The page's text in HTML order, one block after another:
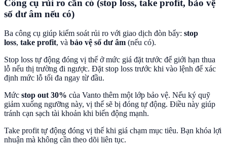
Công cụ rủi ro cần có (stop loss, take profit, bảo vệ
số dư âm nếu có)
Ba công cụ giúp kiểm soát rủi ro với giao dịch đòn bẩy: stop
loss, take profit, và bảo vệ số dư âm (nếu có).
Stop loss tự động đóng vị thế ở mức giá đặt trước để giới hạn thua
lỗ nếu thị trường đi ngược. Đặt stop loss trước khi vào lệnh để xác
định mức lỗ tối đa ngay từ đầu.
Mức stop out 30% của Vanto thêm một lớp bảo vệ. Nếu ký quỹ
giảm xuống ngưỡng này, vị thế sẽ bị đóng tự động. Điều này giúp
tránh cạn sạch tài khoản khi biến động mạnh.
Take profit tự động đóng vị thế khi giá chạm mục tiêu. Bạn khóa lợi
nhuận mà không cần theo dõi liên tục.